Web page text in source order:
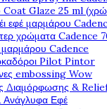
Glaze 25 ml
εφέ μαρμάρου
χρώματα Cadence
Cadence
Pilot Pintor
embossing Wow
Διαμόρφωσης &
Εφέ